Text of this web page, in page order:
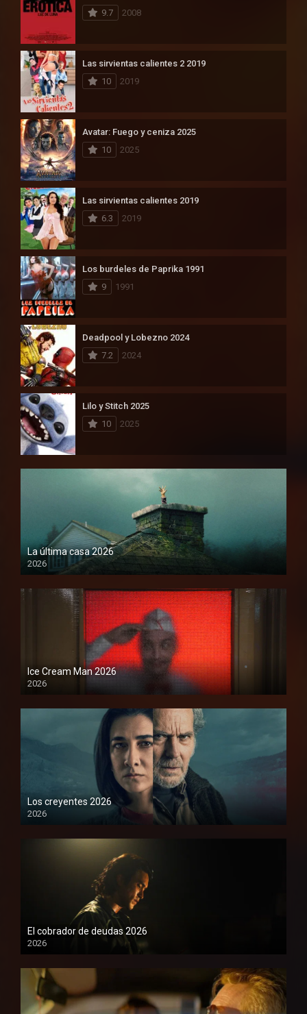
9.7 2008
Las sirvientas calientes 2 2019
10
2019
Avatar: Fuego y ceniza 2025
10
2025
Las sirvientas calientes 2019
6.3
2019
Los burdeles de Paprika 1991
9
1991
Deadpool y Lobezno 2024
7.2
2024
Lilo y Stitch 2025
10
2025
La última casa 2026
2026
Ice Cream Man 2026
2026
Los creyentes 2026
2026
1080P
El cobrador de deudas 2026
2026
1080P